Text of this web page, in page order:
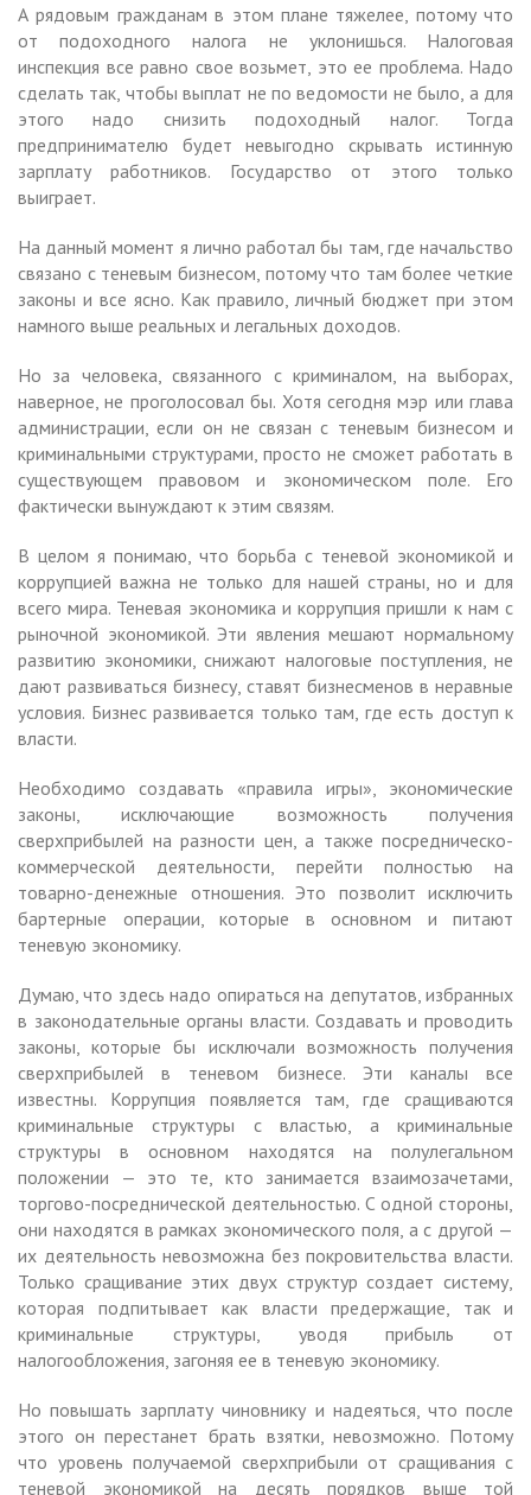
А рядовым гражданам в этом плане тяжелее, потому что
от подоходного налога не уклонишься. Налоговая
инспекция все равно свое возьмет, это ее проблема. Надо
сделать так, чтобы выплат не по ведомости не было, а для
этого надо снизить подоходный налог. Тогда
предпринимателю будет невыгодно скрывать истинную
зарплату работников. Государство от этого только
выиграет.
На данный момент я лично работал бы там, где начальство
связано с теневым бизнесом, потому что там более четкие
законы и все ясно. Как правило, личный бюджет при этом
намного выше реальных и легальных доходов.
Но за человека, связанного с криминалом, на выборах,
наверное, не проголосовал бы. Хотя сегодня мэр или глава
администрации, если он не связан с теневым бизнесом и
криминальными структурами, просто не сможет работать в
существующем правовом и экономическом поле. Его
фактически вынуждают к этим связям.
В целом я понимаю, что борьба с теневой экономикой и
коррупцией важна не только для нашей страны, но и для
всего мира. Теневая экономика и коррупция пришли к нам с
рыночной экономикой. Эти явления мешают нормальному
развитию экономики, снижают налоговые поступления, не
дают развиваться бизнесу, ставят бизнесменов в неравные
условия. Бизнес развивается только там, где есть доступ к
власти.
Необходимо создавать «правила игры», экономические
законы, исключающие возможность получения
сверхприбылей на разности цен, а также посредническо-
коммерческой деятельности, перейти полностью на
товарно-денежные отношения. Это позволит исключить
бартерные операции, которые в основном и питают
теневую экономику.
Думаю, что здесь надо опираться на депутатов, избранных
в законодательные органы власти. Создавать и проводить
законы, которые бы исключали возможность получения
сверхприбылей в теневом бизнесе. Эти каналы все
известны. Коррупция появляется там, где сращиваются
криминальные структуры с властью, а криминальные
структуры в основном находятся на полулегальном
положении — это те, кто занимается взаимозачетами,
торгово-посреднической деятельностью. С одной стороны,
они находятся в рамках экономического поля, а с другой —
их деятельность невозможна без покровительства власти.
Только сращивание этих двух структур создает систему,
которая подпитывает как власти предержащие, так и
криминальные структуры, уводя прибыль от
налогообложения, загоняя ее в теневую экономику.
Но повышать зарплату чиновнику и надеяться, что после
этого он перестанет брать взятки, невозможно. Потому
что уровень получаемой сверхприбыли от сращивания с
теневой экономикой на десять порядков выше той